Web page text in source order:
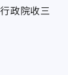
政院收三